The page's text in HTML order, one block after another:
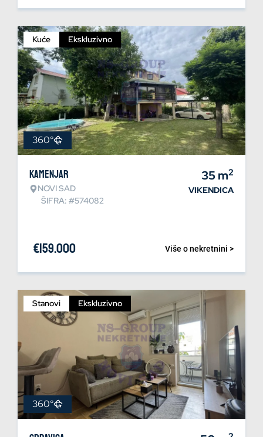
Kuće Ekskluzivno
360°
Kamenjar
NOVI SAD
ŠIFRA: #574082
35m2
VIKENDICA
Više o nekretnini >
€159.000
Stanovi Ekskluzivno
360°